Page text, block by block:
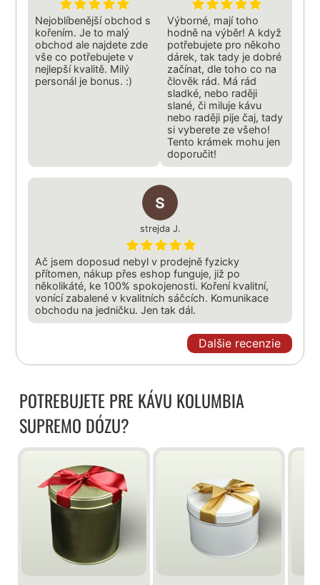
Nejoblíbenější obchod s
kořením. Je to malý
obchod ale najdete zde
vše co potřebujete v
nejlepší kvalitě. Milý
personál je bonus. :)
Výborné, mají toho
hodně na výběr! A když
potřebujete pro někoho
dárek, tak tady je dobré
začínat, dle toho co na
člověk rád. Má rád
sladké, nebo raději
slané, či miluje kávu
nebo raději pije čaj, tady
si vyberete ze všeho!
Tento krámek mohu jen
doporučit!
strejda J.
Ač jsem doposud nebyl v prodejně fyzicky
přítomen, nákup přes eshop funguje, již po
několikáté, ke 100% spokojenosti. Koření kvalitní,
vonící zabalené v kvalitních sáčcích. Komunikace
obchodu na jedničku. Jen tak dál.
Dalšie recenzie
POTREBUJETE PRE KÁVU KOLUMBIA
SUPREMO DÓZU?